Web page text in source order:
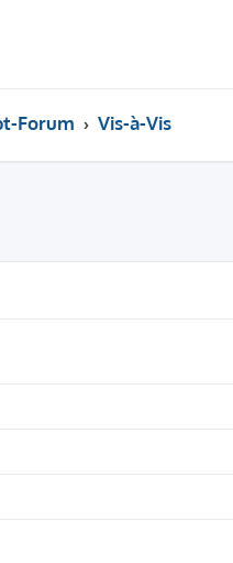
Forum Vis-à-Vis